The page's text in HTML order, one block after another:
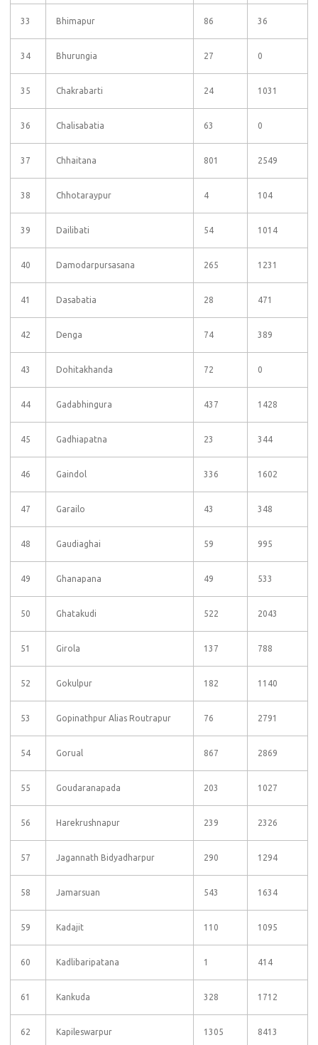
33 Bhimapur 86 36
34 Bhurungia 27 0
35 Chakrabarti 24 1031
36 Chalisabatia 63 0
37 Chhaitana 801 2549
38 Chhotaraypur 4 104
39 Dailibati 54 1014
40 Damodarpursasana 265 1231
41 Dasabatia 28 471
42 Denga 74 389
43 Dohitakhanda 72 0
44 Gadabhingura 437 1428
45 Gadhiapatna 23 344
46 Gaindol 336 1602
47 Garailo 43 348
48 Gaudiaghai 59 995
49 Ghanapana 49 533
50 Ghatakudi 522 2043
51 Girola 137 788
52 Gokulpur 182 1140
53 Gopinathpur Alias Routrapur 76 2791
54 Gorual 867 2869
55 Goudaranapada 203 1027
56 Harekrushnapur 239 2326
57 Jagannath Bidyadharpur 290 1294
58 Jamarsuan 543 1634
59 Kadajit 110 1095
60 Kadlibaripatana 1 414
61 Kankuda 328 1712
62 Kapileswarpur 1305 8413